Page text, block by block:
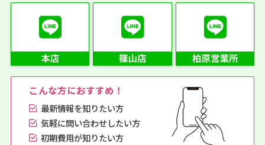
こんな方におすすめ！
最新情報を知りたい方
気軽に問い合わせしたい方
初期費用が知りたい方